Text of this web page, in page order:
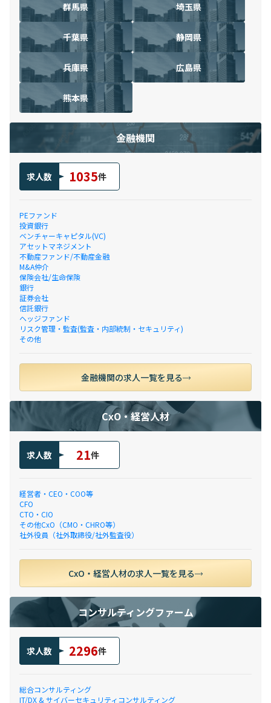
群馬県 埼玉県
千葉県 静岡県
兵庫県 広島県
熊本県
金融機関
求人数 1035件
PEファンド
投資銀行
ベンチャーキャピタル(VC)
アセットマネジメント
不動産ファンド/不動産金融
M&A仲介
保険会社/生命保険
銀行
証券会社
信託銀行
ヘッジファンド
リスク管理・監査(監査・内部統制・セキュリティ)
その他
金融機関の求人一覧を見る
CxO・経営人材
求人数 21件
経営者・CEO・COO等
CFO
CTO・CIO
その他CxO（CMO・CHRO等）
社外役員（社外取締役/社外監査役）
CxO・経営人材の求人一覧を見る
コンサルティングファーム
求人数 2296件
総合コンサルティング
IT/DX & サイバーセキュリティコンサルティング